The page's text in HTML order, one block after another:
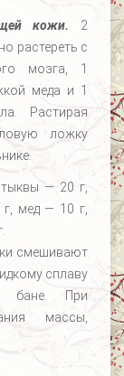
кожи.
2
растереть с
мозга, 1
меда и 1
Растирая
ложку
— 20 г,
мед — 10 г,
смешивают
сплаву
бане. При
массы,